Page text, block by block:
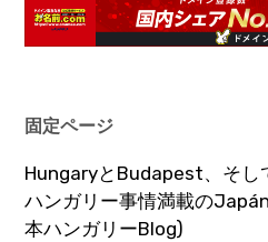
固定ページ
HungaryとBudapest、そし
ハンガリー事情満載の
本ハンガリーBlog)